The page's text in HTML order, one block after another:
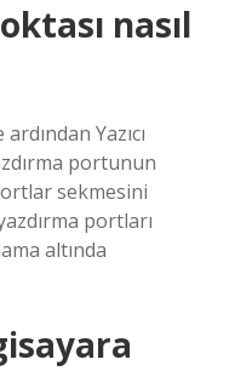
nasıl
Yazıcı
portunun
sekmesini
portları
altında